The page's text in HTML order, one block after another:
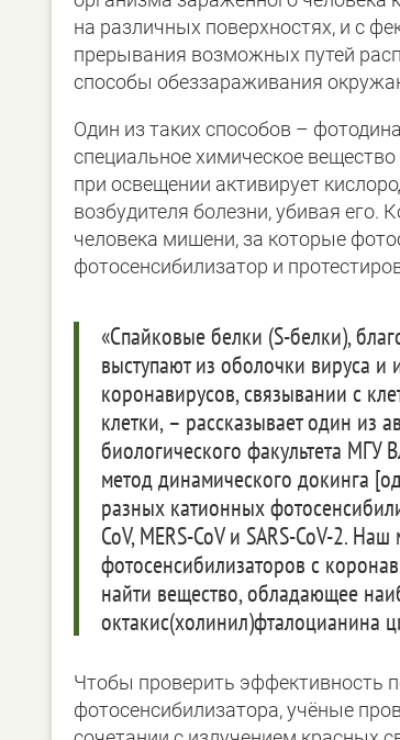
на различных поверхностях, и с
прерывания возможных путей
способы обеззараживания
Один из таких способов –
специальное химическое
при освещении активирует
возбудителя болезни, убивая его.
человека мишени, за которые
фотосенсибилизатор и
«Спайковые белки (S-белки),
выступают из оболочки вируса
коронавирусов, связывании с
клетки, – рассказывает один из
биологического факультета
метод динамического докинга
разных катионных
CoV, MERS-CoV и SARS-CoV-2.
фотосенсибилизаторов с
найти вещество, обладающее
октакис(холинил)фталоцианина
Чтобы проверить эффективность
фотосенсибилизатора, учёные